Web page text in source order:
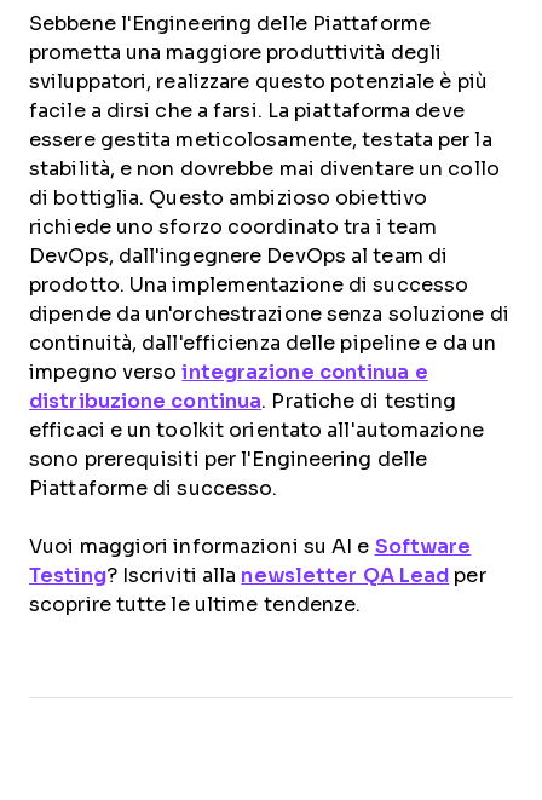
Sebbene l'Engineering delle Piattaforme
prometta una maggiore produttività degli
sviluppatori, realizzare questo potenziale è più
facile a dirsi che a farsi. La piattaforma deve
essere gestita meticolosamente, testata per la
stabilità, e non dovrebbe mai diventare un collo
di bottiglia. Questo ambizioso obiettivo
richiede uno sforzo coordinato tra i team
DevOps, dall'ingegnere DevOps al team di
prodotto. Una implementazione di successo
dipende da un'orchestrazione senza soluzione di
continuità, dall'efficienza delle pipeline e da un
impegno versointegrazione continua e
distribuzione continua. Pratiche di testing
efficaci e un toolkit orientato all'automazione
sono prerequisiti per l'Engineering delle
Piattaforme di successo.
Vuoi maggiori informazioni su AI e Software
Testing? Iscriviti alla newsletter QA Lead per
scoprire tutte le ultime tendenze.